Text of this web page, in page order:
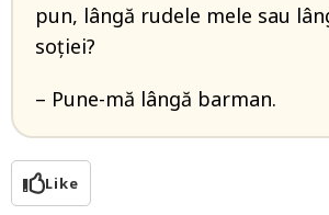
pun, lângă rudele mele sau
soției?
– Pune-mă lângă barman.
Like